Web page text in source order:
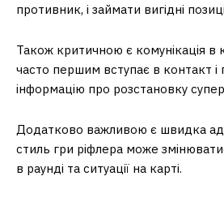
противник, і займати вигідні
Також критичною є комунікація в
часто першим вступає в контакт
інформацію про розстановку
Додатково важливою є швидка
стиль гри ріфлера може
в раунді та ситуації на карті.